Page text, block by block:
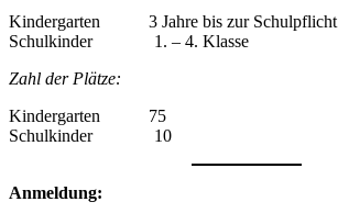
Kinder­garten 3 Jahre bis zur Schul­pflicht
Schul­kinder 1. – 4. Klasse
Zahl der Plätze:
Kinder­garten 75
Schul­kinder 10
Anmel­dung: